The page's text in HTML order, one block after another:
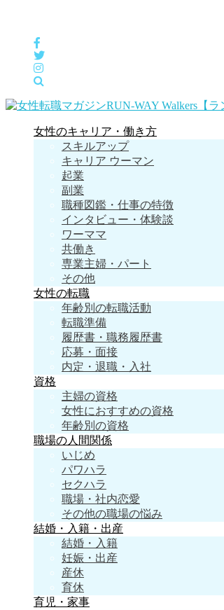
女性のキャリア・働き方
スキルアップ
キャリア ウーマン
起業
副業
職種図鑑・仕事の特徴
インタビュー・体験談
ワーママ
共働き
専業主婦・パート
その他
女性の転職
年齢別の転職活動
転職準備
履歴書・職務履歴書
応募・面接
内定・退職・入社
資格
主婦の資格
女性におすすめの資格
年齢別の資格
職場の人間関係
いじめ
パワハラ
セクハラ
職場・社内恋愛
その他の職場の悩み
結婚・入籍・出産
結婚・入籍
妊娠・出産
産休
育休
育児・家事